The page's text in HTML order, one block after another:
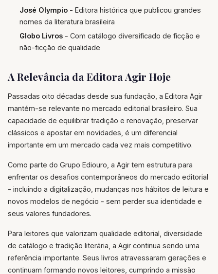
José Olympio - Editora histórica que publicou grandes
nomes da literatura brasileira
Globo Livros - Com catálogo diversificado de ficção e
não-ficção de qualidade
A Relevância da Editora Agir Hoje
Passadas oito décadas desde sua fundação, a Editora Agir
mantém-se relevante no mercado editorial brasileiro. Sua
capacidade de equilibrar tradição e renovação, preservar
clássicos e apostar em novidades, é um diferencial
importante em um mercado cada vez mais competitivo.
Como parte do Grupo Ediouro, a Agir tem estrutura para
enfrentar os desafios contemporâneos do mercado editorial
- incluindo a digitalização, mudanças nos hábitos de leitura e
novos modelos de negócio - sem perder sua identidade e
seus valores fundadores.
Para leitores que valorizam qualidade editorial, diversidade
de catálogo e tradição literária, a Agir continua sendo uma
referência importante. Seus livros atravessaram gerações e
continuam formando novos leitores, cumprindo a missão